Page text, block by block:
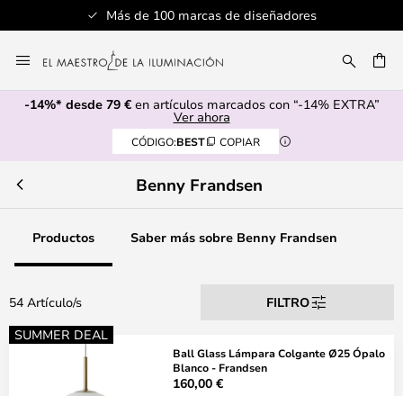
Servicio al cliente profesional
al
contenido
-14%* desde 79 €en artículos marcados con “-14% EXTRA”
Ver ahora
CÓDIGO:BEST COPIAR
Benny Frandsen
Productos Saber más sobre Benny Frandsen
54 Artículo/s
FILTRO
SUMMER DEAL
Ball Glass Lámpara Colgante Ø25 Ópalo
Blanco - Frandsen
160,00 €